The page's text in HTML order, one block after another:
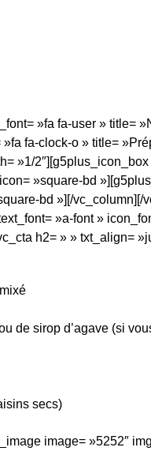
»fa fa-user » title=
fa-clock-o » title=
»1/
»square-bd
bd »][/vc_column][/
»a-font »
h2= » » txt_align=
de sirop d’agave (si
secs)
image= »5252″